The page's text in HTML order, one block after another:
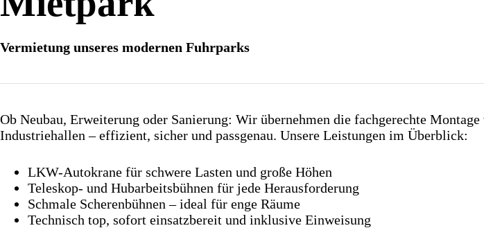
Vermietung unseres modernen Fuhrparks
Ob Neubau, Erweiterung oder Sanierung: Wir übernehmen die fachgerechte Montage
Industriehallen – effizient, sicher und passgenau. Unsere Leistungen im Überblick:
LKW-Autokrane für schwere Lasten und große Höhen
Teleskop- und Hubarbeitsbühnen für jede Herausforderung
Schmale Scherenbühnen – ideal für enge Räume
Technisch top, sofort einsatzbereit und inklusive Einweisung